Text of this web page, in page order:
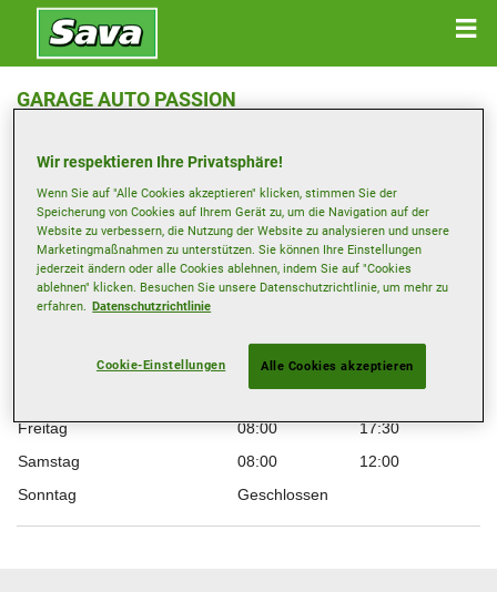
GARAGE AUTO PASSION
Anfahrtsbeschreibung
Öffnungszeiten
Montag 08:00
17:30
08:00
17:30
08:00
17:30
Freitag
08:00
17:30
Samstag
08:00
12:00
Sonntag
Geschlossen
Wir respektieren Ihre Privatsphäre!
Wenn Sie auf "Alle Cookies akzeptieren" klicken, stimmen Sie der
Speicherung von Cookies auf Ihrem Gerät zu, um die Navigation auf der
Website zu verbessern, die Nutzung der Website zu analysieren und unsere
Marketingmaßnahmen zu unterstützen. Sie können Ihre Einstellungen
jederzeit ändern oder alle Cookies ablehnen, indem Sie auf "Cookies
ablehnen" klicken. Besuchen Sie unsere Datenschutzrichtlinie, um mehr zu
erfahren. Datenschutzrichtlinie
Cookie-Einstellungen Alle Cookies akzeptieren